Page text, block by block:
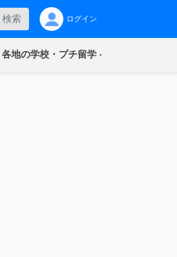
検索 ログイン
各地の学校・プチ留学(current)